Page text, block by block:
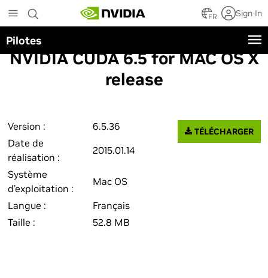
to
main
content
FR Sign In
Pilotes
NVIDIA CUDA 6.5 for MAC OS X
release
Version :
6.5.36
Date de
réalisation :
2015.01.14
Système
d’exploitation :
Mac OS
Langue :
Français
Taille :
52.8 MB
TÉLÉCHARGER